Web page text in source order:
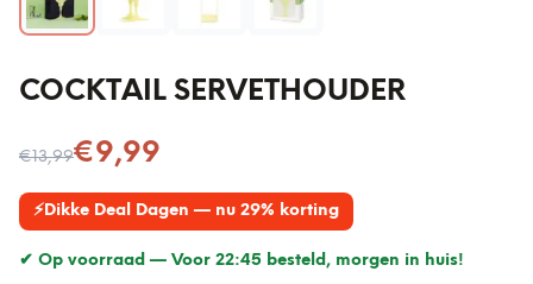
COCKTAIL SERVETHOUDER
€13,99
Nu voor
€9,99
⚡Dikke Deal Dagen — nu 29% korting
✔ Op voorraad — Voor 22:45 besteld, morgen in huis!